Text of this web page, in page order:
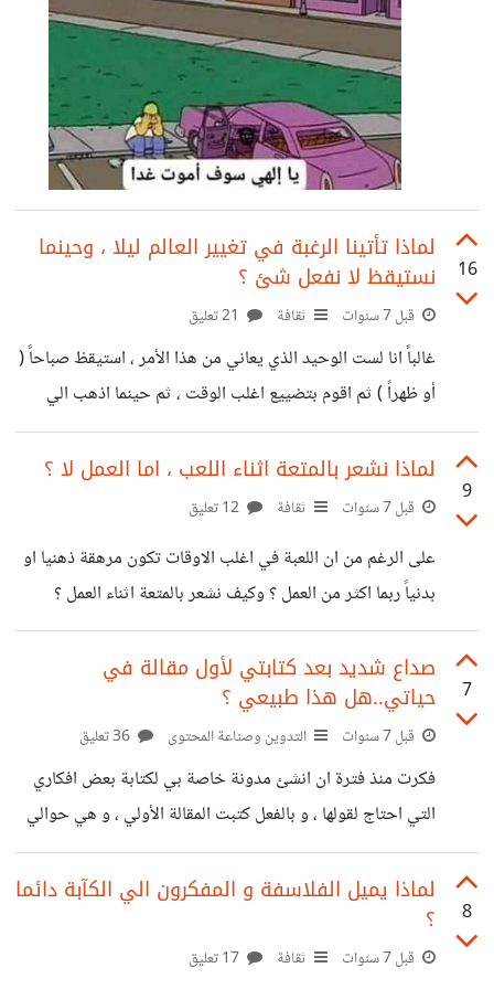
16
لماذا تأتينا الرغبة في تغيير العالم ليلا ، وحينما
نستيقظ لا نفعل شئ ؟
قبل 7 سنوات ثقافة
غالباً انا لست الوحيد الذي يعاني من هذا الأمر ، استيقظ صباحاً (
أو ظهراً ) ثم اقوم بتضييع اغلب الوقت ، ثم حينما اذهب الي
الفراش ، تأتيني رغبة كبيرة في فعل الاشياء التي يجب علي فعلها
غداً و أشعر انني متحفزاً للغاية لفعل هذه الأشياء و أنني قادم
لتغيير العالم :)، و لكن يأتي اليوم التالي و يضيع بلا اي انجاز مثل
عليه ؟ و لماذا
9
لماذا نشعر بالمتعة اثناء اللعب ، اما العمل لا ؟
قبل 7 سنوات ثقافة
على الرغم من ان اللعبة في اغلب الاوقات تكون مرهقة ذهنيا او
بدنياً ربما اكثر من العمل ؟ وكيف نشعر بالمتعة اثناء العمل ؟
7
صداع شديد بعد كتابتي لأول مقالة في
حياتي..هل هذا طبيعي ؟
قبل 7 سنوات التدوين وصناعة المحتوى
فكرت منذ فترة ان انشئ مدونة خاصة بي لكتابة بعض افكاري
التي احتاج لقولها ، و بالفعل كتبت المقالة الأولي ، و هي حوالي
٧٠٠ كلمة كتبتها عبر هاتفي المحمول في خلال ساعة و نصف
تقريباً ، و لكنني لاحظت بعد كتابتي لهذه التدوينة ان حالتي
النفسية اصبحت اسوأ خوفاً من ألا تعجب من سيقرأها ، كما
اصابني بعض الصداع و الم الرأس و تعب شديد فهل هذا طبيعي
8
لماذا يميل الفلاسفة و المفكرون الي الكآبة دائما
؟
قبل 7 سنوات ثقافة